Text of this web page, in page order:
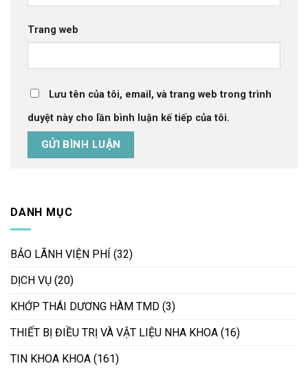
Trang web
Lưu tên của tôi, email, và trang web trong trình
duyệt này cho lần bình luận kế tiếp của tôi.
DANH MỤC
BẢO LÃNH VIỆN PHÍ (32)
DỊCH VỤ (20)
KHỚP THÁI DƯƠNG HÀM TMD (3)
THIẾT BỊ ĐIỀU TRỊ VÀ VẬT LIỆU NHA KHOA (16)
TIN KHOA KHOA (161)